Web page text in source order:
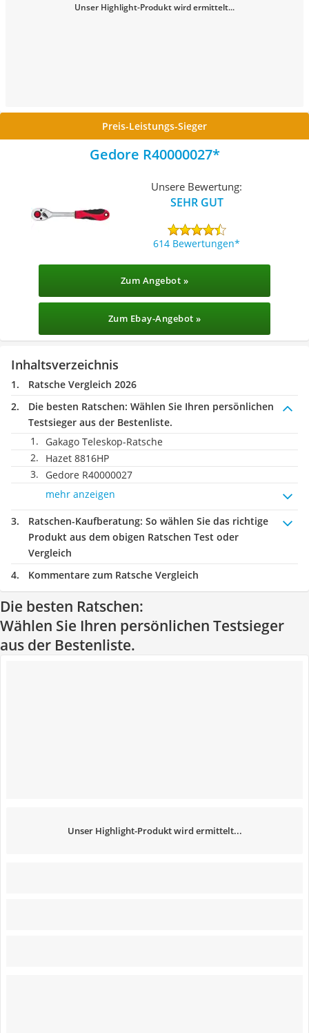
Unser Highlight-Produkt wird ermittelt...
Preis-Leistungs-Sieger
Gedore R40000027
Unsere Bewertung:
SEHR GUT
614 Bewertungen
Zum Angebot »
Zum Ebay-Angebot »
Inhaltsverzeichnis
Ratsche Vergleich 2026
Die besten Ratschen: Wählen Sie Ihren persönlichen
Testsieger aus der Bestenliste.
Gakago Teleskop-Ratsche
Hazet 8816HP
Gedore R40000027
mehr anzeigen
Ratschen-Kaufberatung: So wählen Sie das richtige
Produkt aus dem obigen Ratschen Test oder
Vergleich
Kommentare zum Ratsche Vergleich
Die besten Ratschen:
Wählen Sie Ihren persönlichen Testsieger
aus der Bestenliste.
Unser Highlight-Produkt wird ermittelt...